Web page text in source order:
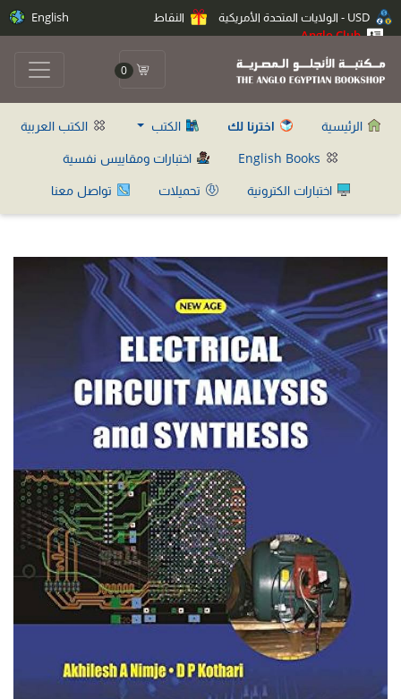
النقاط
Anglo Club
English
0
الرئيسية اخترنا لك الكتب
الكتب العربية
اختبارات ومقاييس نفسية
اختبارات الكترونية
تحميلات تواصل معنا